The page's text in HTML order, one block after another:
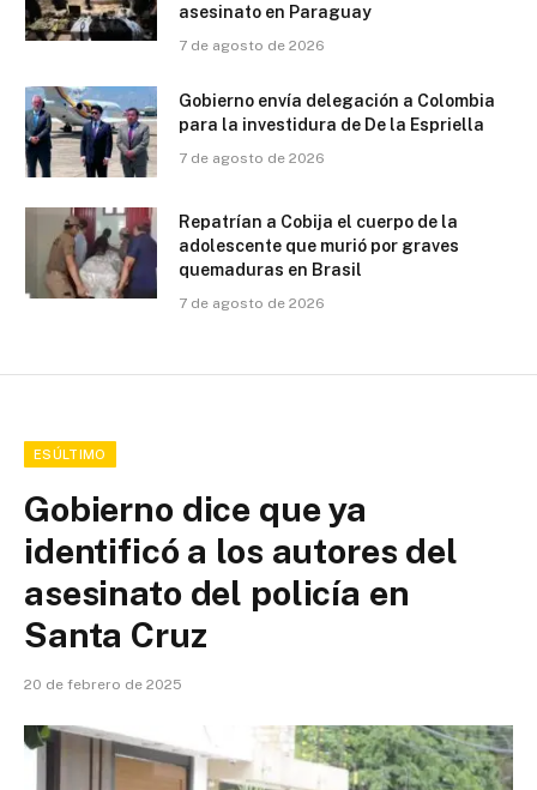
asesinato en Paraguay
7 de agosto de 2026
Gobierno envía delegación a Colombia
para la investidura de De la Espriella
7 de agosto de 2026
Repatrían a Cobija el cuerpo de la
adolescente que murió por graves
quemaduras en Brasil
7 de agosto de 2026
ESÚLTIMO
Gobierno dice que ya
identificó a los autores del
asesinato del policía en
Santa Cruz
20 de febrero de 2025